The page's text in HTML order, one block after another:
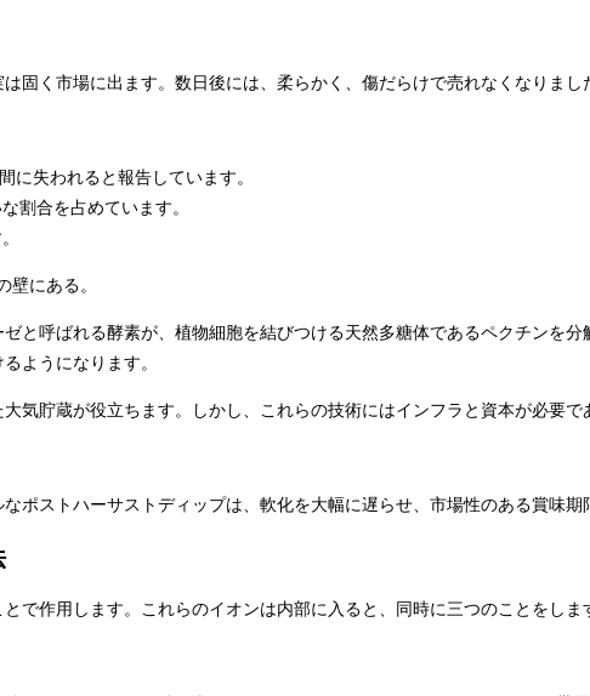
固く市場に出ます。数日後には、柔らかく、傷だらけで売れなくなりまし
に失われると報告しています。
割合を占めています。
壁にある。
と呼ばれる酵素が、植物細胞を結びつける天然多糖体であるペクチンを
ようになります。
気貯蔵が役立ちます。しかし、これらの技術にはインフラと資本が必要
ポストハーサストディップは、軟化を大幅に遅らせ、市場性のある賞味
で作用します。これらのイオンは内部に入ると、同時に三つのことをしま